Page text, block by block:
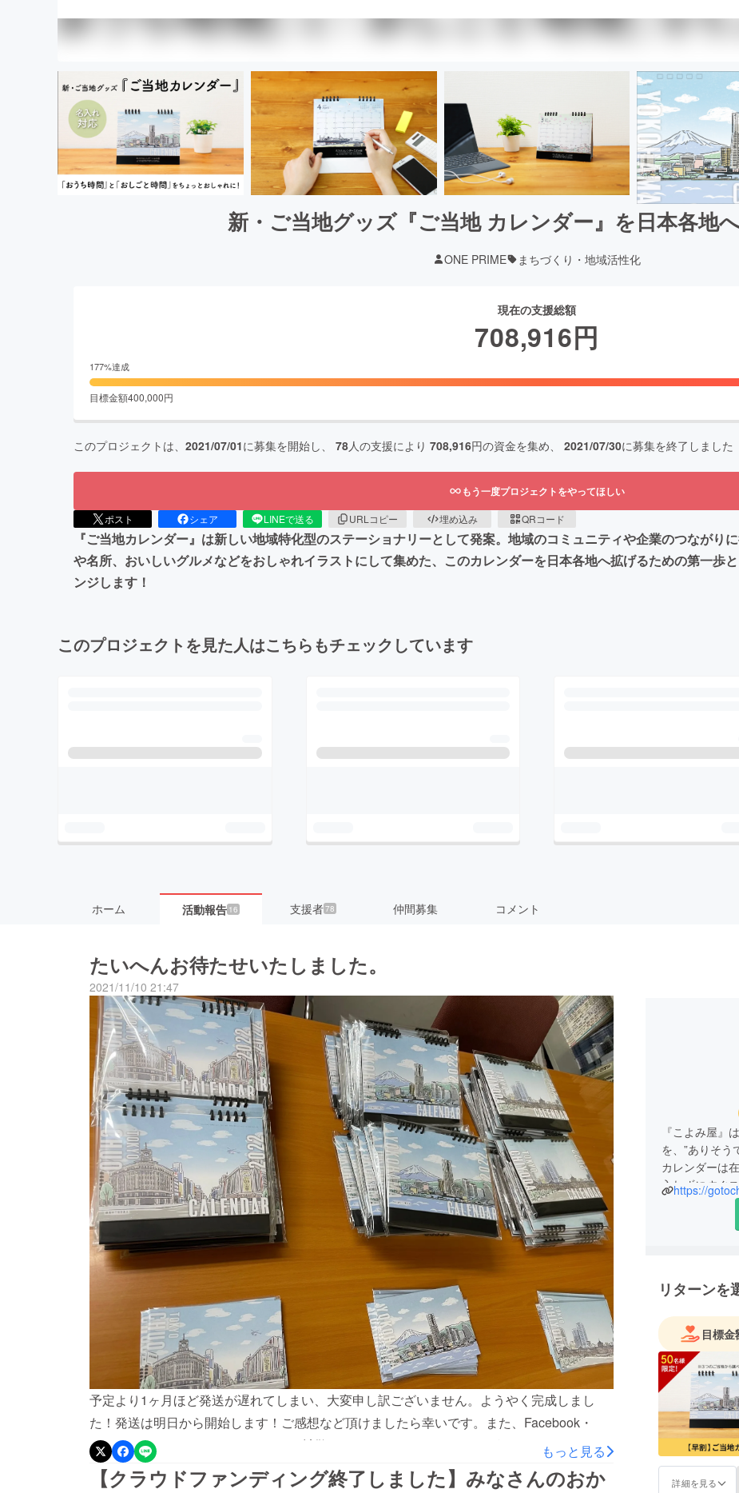
新・ご当地グッズ『ご当地 カレンダー』を日本各地
ONE PRIME まちづくり・地域活性化
現在の支援総額
708,916円
177%達成
目標金額400,000円
このプロジェクトは、 2021/07/01に募集を開始し、 78人の支援により 708,916円の資金を集め、 2021/07/30に募集を終了しました
もう一度プロジェクトをやってほしい
ポスト シェア LINEで送る URLコピー 埋め込み QRコード
『ご当地カレンダー』は新しい地域特化型のステーショナリーとして発案。地域のコミュニティや企業のつながり
や名所、おいしいグルメなどをおしゃれイラストにして集めた、このカレンダーを日本各地へ拡げるための第一歩
ンジします！
このプロジェクトを見た人はこちらもチェックしています
ホーム 活動報告 16 支援者78 仲間募集 コメント
たいへんお待たせいたしました。
2021/11/10 21:47
予定より1ヶ月ほど発送が遅れてしまい、大変申し訳ございません。ようやく完成しまし
た！発送は明日から開始します！ご感想など頂けましたら幸いです。また、Facebook・
LINE・Twitter・InstagramなどSNSで拡散シェアしていただけましたらうれしいです。もっ
と欲しい。あの人にあげたい。年末あいさつ回りでたくさん必要になった。など、ご当地カ
レンダーをご購入されたい方はこよみ屋onlinestoreこよみ屋ホームページFacebookページ
もっと見る
【クラウドファンディング終了しました】みなさんのおか
『こよみ屋』
を、”ありそう
カレンダーは
入れずにすぐ
ムです。
『こよみ屋』
続々企画中で
https://
リターンを
目標
詳細を見る